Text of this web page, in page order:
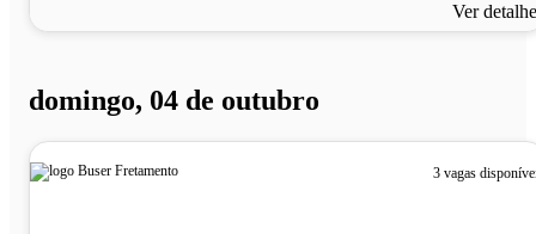
Ver
domingo, 04 de outubro
3 vagas